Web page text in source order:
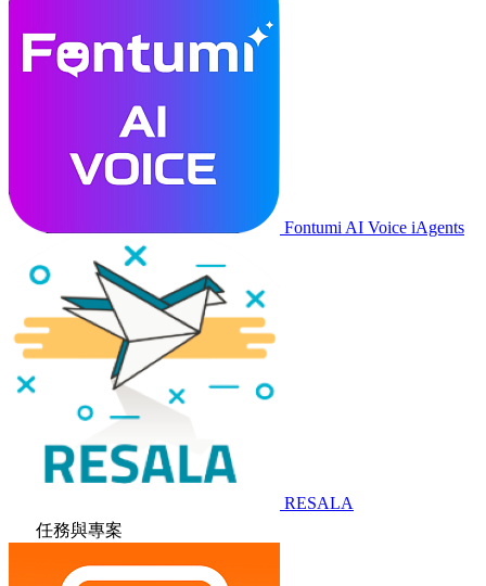
Fontumi AI Voice iAgents
RESALA
任務與專案